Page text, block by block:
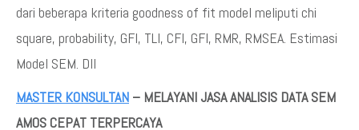
dari beberapa kriteria goodness of fit model meliputi chi
square, probability, GFI, TLI, CFI, GFI, RMR, RMSEA. Estimasi
Model SEM. Dll
MASTER KONSULTAN – MELAYANI JASA ANALISIS DATA SEM
AMOS CEPAT TERPERCAYA